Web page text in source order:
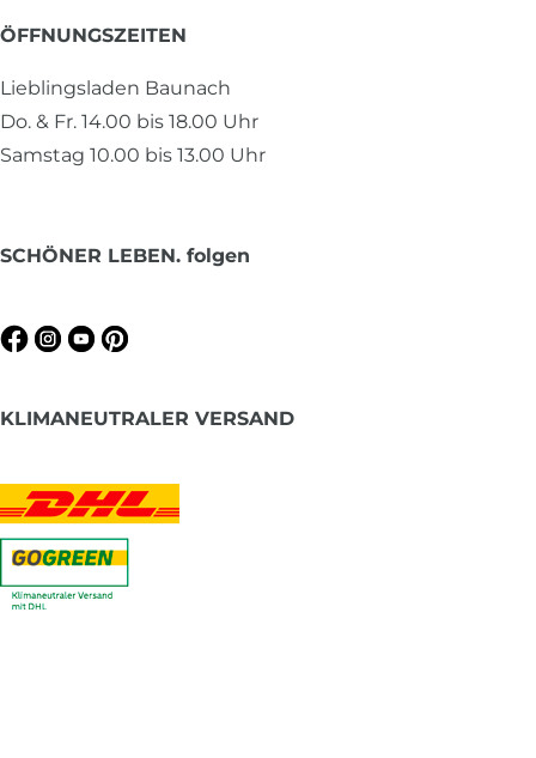
ÖFFNUNGSZEITEN
Lieblingsladen Baunach
Do. & Fr. 14.00 bis 18.00 Uhr
Samstag 10.00 bis 13.00 Uhr
SCHÖNER LEBEN. folgen
KLIMANEUTRALER VERSAND